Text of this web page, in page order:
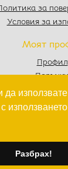
използвате
Разбрах!
за
Условия за
Моят
Профил
Любими